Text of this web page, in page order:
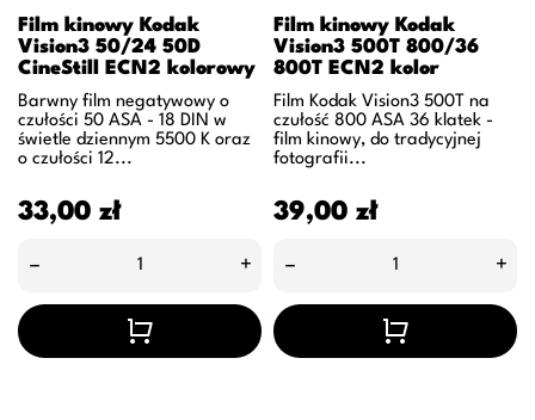
Film kinowy Kodak
Vision3 50/24 50D
CineStill ECN2 kolorowy
Barwny film negatywowy o
czułości 50 ASA - 18 DIN w
świetle dziennym 5500 K oraz
o czułości 12...
Cena
33,00 zł
– +
Film kinowy Kodak
Vision3 500T 800/36
800T ECN2 kolor
Film Kodak Vision3 500T na
czułość 800 ASA 36 klatek -
film kinowy, do tradycyjnej
fotografii...
Cena
39,00 zł
– +